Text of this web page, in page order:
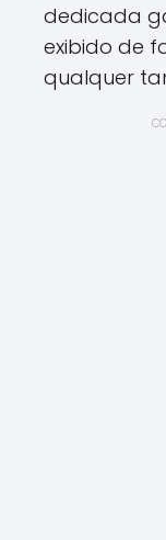
dedicada
exibido de
qualquer